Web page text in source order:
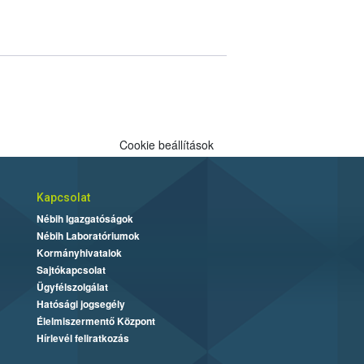
Cookie beállítások
Kapcsolat
Nébih Igazgatóságok
Nébih Laboratóriumok
Kormányhivatalok
Sajtókapcsolat
Ügyfélszolgálat
Hatósági jogsegély
Élelmiszermentő Központ
Hírlevél feliratkozás